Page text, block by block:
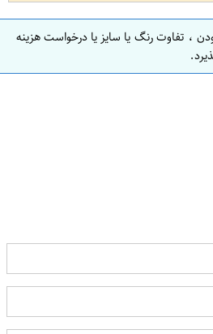
، تفاوت رنگ یا سایز یا درخواست هزینه